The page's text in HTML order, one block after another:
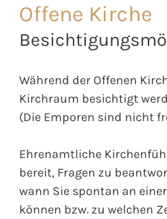
Offene Kirche
Während der Offenen
Kirchraum besichtigt
(Die Emporen sind nicht
Ehrenamtliche
bereit, Fragen zu
wann Sie spontan an
können bzw. zu welchen